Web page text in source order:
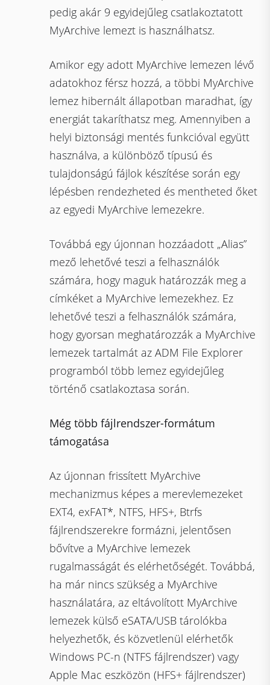
pedig akár 9 egyidejűleg csatlakoztatott
MyArchive lemezt is használhatsz.
Amikor egy adott MyArchive lemezen lévő
adatokhoz férsz hozzá, a többi MyArchive
lemez hibernált állapotban maradhat, így
energiát takaríthatsz meg. Amennyiben a
helyi biztonsági mentés funkcióval együtt
használva, a különböző típusú és
tulajdonságú fájlok készítése során egy
lépésben rendezheted és mentheted őket
az egyedi MyArchive lemezekre.
Továbbá egy újonnan hozzáadott „Alias”
mező lehetővé teszi a felhasználók
számára, hogy maguk határozzák meg a
címkéket a MyArchive lemezekhez. Ez
lehetővé teszi a felhasználók számára,
hogy gyorsan meghatározzák a MyArchive
lemezek tartalmát az ADM File Explorer
programból több lemez egyidejűleg
történő csatlakoztasa során.
Még több fájlrendszer-formátum
támogatása
Az újonnan frissített MyArchive
mechanizmus képes a merevlemezeket
EXT4, exFAT*, NTFS, HFS+, Btrfs
fájlrendszerekre formázni, jelentősen
bővítve a MyArchive lemezek
rugalmasságát és elérhetőségét. Továbbá,
ha már nincs szükség a MyArchive
használatára, az eltávolított MyArchive
lemezek külső eSATA/USB tárolókba
helyezhetők, és közvetlenül elérhetők
Windows PC-n (NTFS fájlrendszer) vagy
Apple Mac eszközön (HFS+ fájlrendszer)